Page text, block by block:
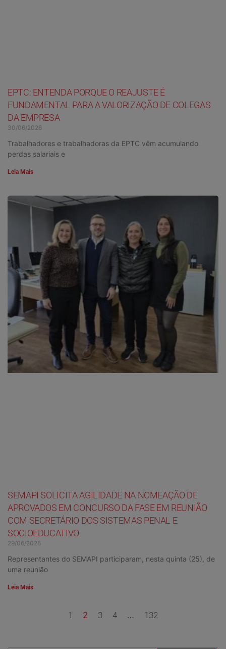
EPTC: ENTENDA PORQUE O REAJUSTE É
FUNDAMENTAL PARA A VALORIZAÇÃO DE COLEGAS
DA EMPRESA
30/06/2026
Trabalhadores e trabalhadoras da EPTC vêm acumulando
perdas salariais e
Leia Mais
SEMAPI SOLICITA AGILIDADE NA NOMEAÇÃO DE
APROVADOS EM CONCURSO DA FASE EM REUNIÃO
COM SECRETÁRIO DOS SISTEMAS PENAL E
SOCIOEDUCATIVO
29/06/2026
Representantes do SEMAPI participaram, nesta quinta (25), de
uma reunião
Leia Mais
1 2 3 4 … 132